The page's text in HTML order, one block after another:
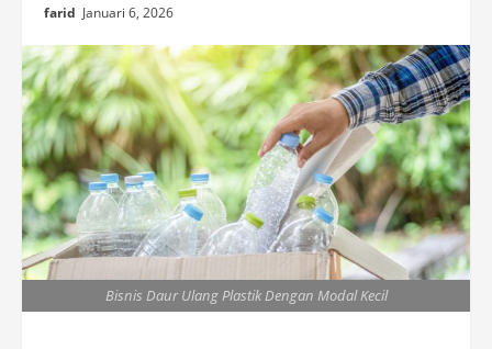
farid Januari 6, 2026
Bisnis Daur Ulang Plastik Dengan Modal Kecil